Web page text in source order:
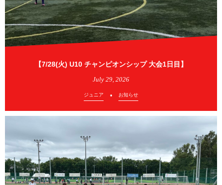
【7/28(火) U10 チャンピオンシップ 大会1日目】
July 29, 2026
ジュニア お知らせ